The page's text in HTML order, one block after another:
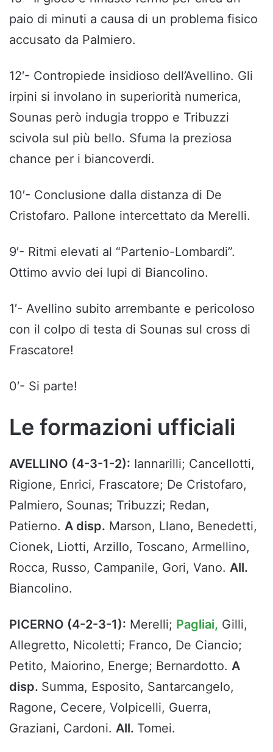
paio di minuti a causa di un problema fisico
accusato da Palmiero.
12′- Contropiede insidioso dell’Avellino. Gli
irpini si involano in superiorità numerica,
Sounas però indugia troppo e Tribuzzi
scivola sul più bello. Sfuma la preziosa
chance per i biancoverdi.
10′- Conclusione dalla distanza di De
Cristofaro. Pallone intercettato da Merelli.
9′- Ritmi elevati al “Partenio-Lombardi”.
Ottimo avvio dei lupi di Biancolino.
1′- Avellino subito arrembante e pericoloso
con il colpo di testa di Sounas sul cross di
Frascatore!
0′- Si parte!
Le formazioni ufficiali
AVELLINO (4-3-1-2): Iannarilli; Cancellotti,
Rigione, Enrici, Frascatore; De Cristofaro,
Palmiero, Sounas; Tribuzzi; Redan,
Patierno. A disp. Marson, Llano, Benedetti,
Cionek, Liotti, Arzillo, Toscano, Armellino,
Rocca, Russo, Campanile, Gori, Vano. All.
Biancolino.
PICERNO (4-2-3-1): Merelli; Pagliai, Gilli,
Allegretto, Nicoletti; Franco, De Ciancio;
Petito, Maiorino, Energe; Bernardotto. A
disp. Summa, Esposito, Santarcangelo,
Ragone, Cecere, Volpicelli, Guerra,
Graziani, Cardoni. All. Tomei.